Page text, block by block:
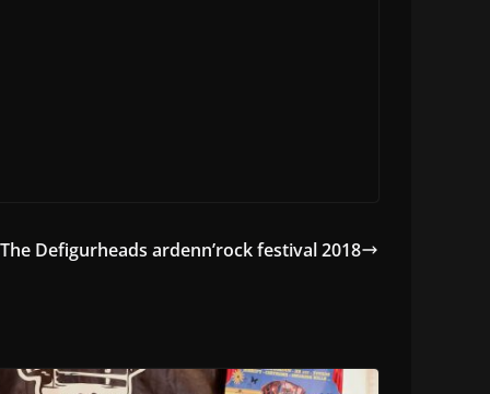
Defigurheads ardenn’rock festival 2018